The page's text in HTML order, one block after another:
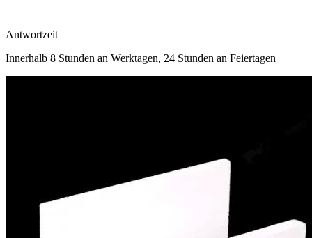
Antwortzeit
Innerhalb 8 Stunden an Werktagen, 24 Stunden an Feiertagen